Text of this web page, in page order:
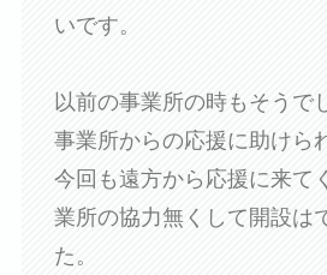
いです。
以前の事業所の時もそうで
事業所からの応援に助けら
今回も遠方から応援に来て
業所の協力無くして開設は
た。